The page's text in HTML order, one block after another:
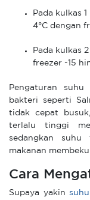
Pada kulkas
4°C dengan
Pada kulkas
freezer -15
Pengaturan
bakteri seperti
tidak cepat
terlalu tinggi
sedangkan suhu
makanan
Cara
Supaya yakin